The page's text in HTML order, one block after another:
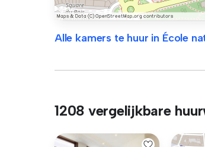
Alle kamers te huur in École
1208 vergelijkbare